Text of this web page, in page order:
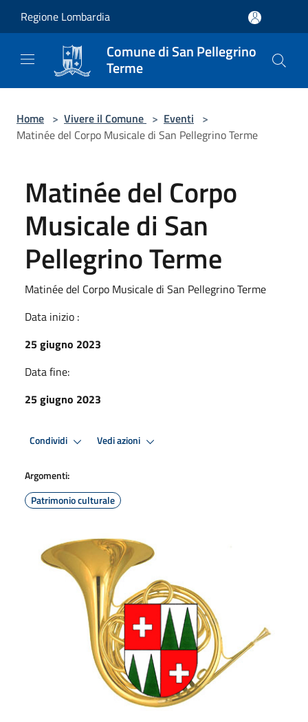
Regione Lombardia
Comune di San Pellegrino
Terme
Home > Vivere il Comune > Eventi >
Matinée del Corpo Musicale di San Pellegrino Terme
Matinée del Corpo
Musicale di San
Pellegrino Terme
Matinée del Corpo Musicale di San Pellegrino Terme
Data inizio :
25 giugno 2023
Data fine:
25 giugno 2023
Condividi Vedi azioni
Argomenti:
Patrimonio culturale